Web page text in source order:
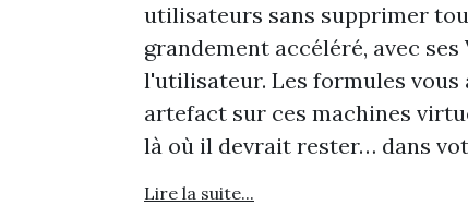
utilisateurs sans supprimer
grandement accéléré, avec
l'utilisateur. Les formules
artefact sur ces machines
là où il devrait rester… dans
Lire la suite...